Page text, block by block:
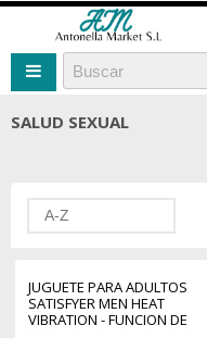
SALUD SEXUAL
A-Z
JUGUETE PARA ADULTOS
SATISFYER MEN HEAT
VIBRATION - FUNCION DE